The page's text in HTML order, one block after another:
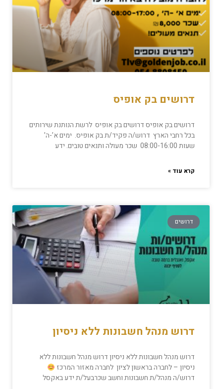
דרושים בק אופיס
דרושים בק אופיס דרושים בק אופיס לרשת הנותנת שירותים
בכל רחבי הארץ דרוש/ה פקיד/ת בק אופיס. ימים א’-ה’
שעות 08:00-16:00 שכר מעולה ותנאים טובים. ידע
קרא עוד »
דרושים
דרוש מנהל חשבונות ללא ניסיון
דרוש מנהל חשבונות ללא ניסיון דרוש מנהל חשבונות ללא
ניסיון – לחברה בראשון לציון לחברה מאזור המרכז
דרוש/ה מנהל/ת חשבונות וחשב שכרבעל/ת ידע באקסל